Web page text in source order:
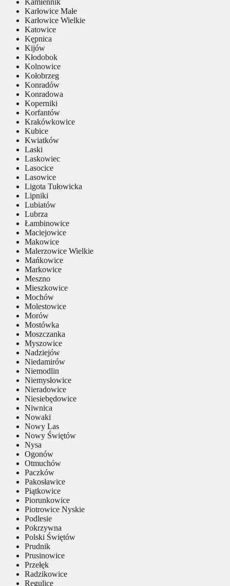
Karłowice Małe
Karłowice Wielkie
Katowice
Kępnica
Kijów
Kłodobok
Kolnowice
Kołobrzeg
Konradów
Konradowa
Koperniki
Korfantów
Krakówkowice
Kubice
Kwiatków
Laski
Laskowiec
Lasocice
Lasowice
Ligota Tułowicka
Lipniki
Lubiatów
Lubrza
Łambinowice
Maciejowice
Makowice
Malerzowice Wielkie
Mańkowice
Markowice
Meszno
Mieszkowice
Mochów
Molestowice
Morów
Mostówka
Moszczanka
Myszowice
Nadziejów
Niedamirów
Niemodlin
Niemysłowice
Nieradowice
Niesiebędowice
Niwnica
Nowaki
Nowy Las
Nowy Świętów
Nysa
Ogonów
Otmuchów
Paczków
Pakosławice
Piątkowice
Piorunkowice
Piotrowice Nyskie
Podlesie
Pokrzywna
Polski Świętów
Prudnik
Prusinowice
Przełęk
Radzikowice
Regulice